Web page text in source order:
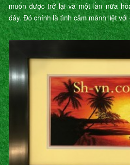
muốn được trở lại và một lần nữa
đây. Đó chính là tình cảm mãnh liệt